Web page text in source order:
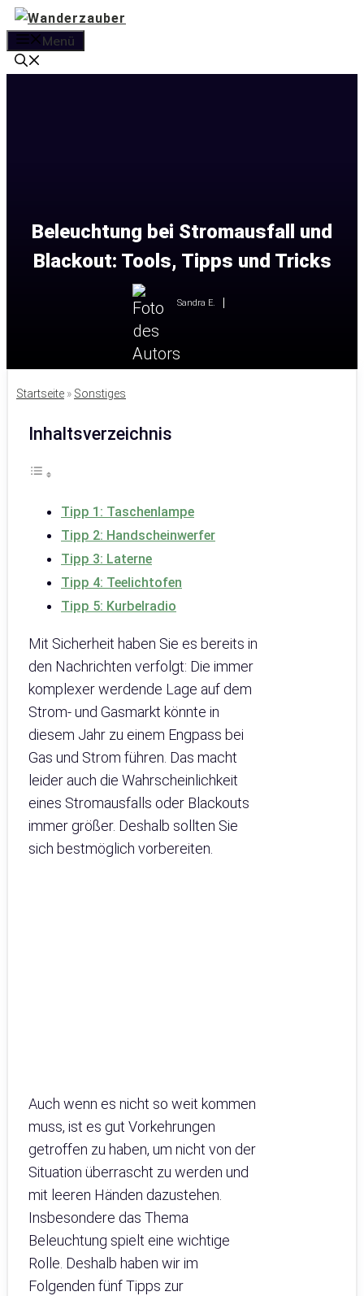
Zum
Inhalt
springen
Menü
Beleuchtung bei Stromausfall und
Blackout: Tools, Tipps und Tricks
Sandra E.
Startseite » Sonstiges
Inhaltsverzeichnis
Tipp 1: Taschenlampe
Tipp 2: Handscheinwerfer
Tipp 3: Laterne
Tipp 4: Teelichtofen
Tipp 5: Kurbelradio
Mit Sicherheit haben Sie es bereits in
den Nachrichten verfolgt: Die immer
komplexer werdende Lage auf dem
Strom- und Gasmarkt könnte in
diesem Jahr zu einem Engpass bei
Gas und Strom führen. Das macht
leider auch die Wahrscheinlichkeit
eines Stromausfalls oder Blackouts
immer größer. Deshalb sollten Sie
sich bestmöglich vorbereiten.
Auch wenn es nicht so weit kommen
muss, ist es gut Vorkehrungen
getroffen zu haben, um nicht von der
Situation überrascht zu werden und
mit leeren Händen dazustehen.
Insbesondere das Thema
Beleuchtung spielt eine wichtige
Rolle. Deshalb haben wir im
Folgenden fünf Tipps zur